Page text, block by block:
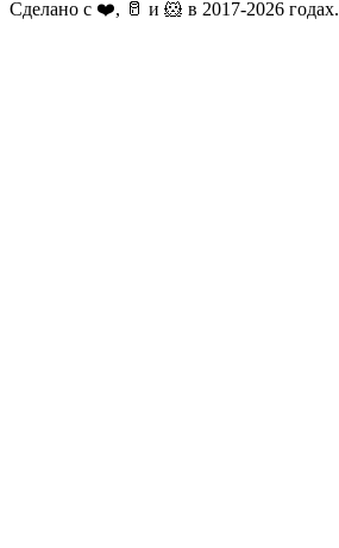
Сделано с ❤️, 🥛 и 🐹 в 2017-2026 годах.